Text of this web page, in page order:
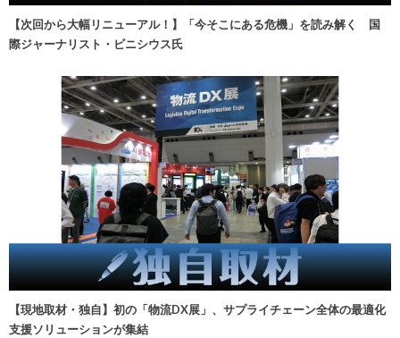
【次回から大幅リニューアル！】「今そこにある危機」を読み解く 国
際ジャーナリスト・ビニシウス氏
【現地取材・独自】初の「物流DX展」、サプライチェーン全体の最適化
支援ソリューションが集結